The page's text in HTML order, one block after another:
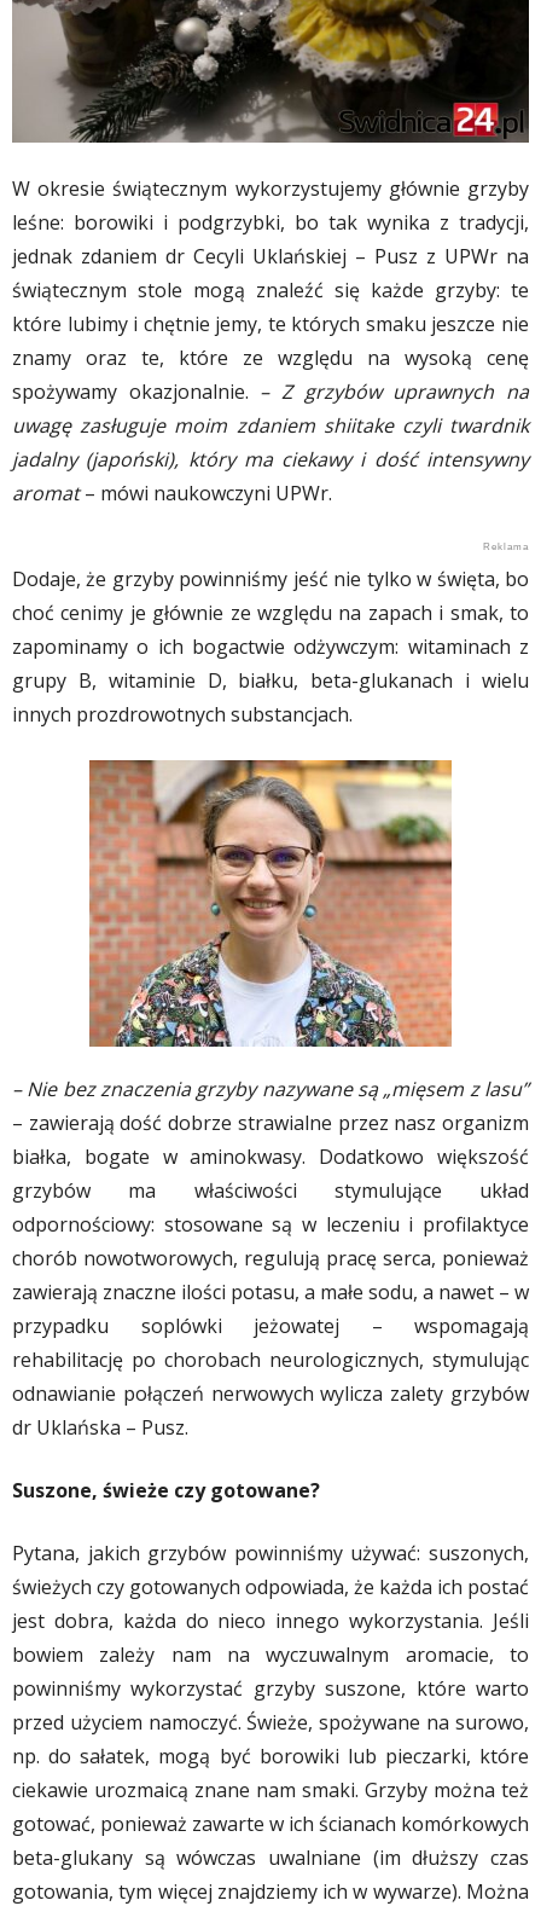
W okresie świątecznym wykorzystujemy głównie grzyby
leśne: borowiki i podgrzybki, bo tak wynika z tradycji,
jednak zdaniem dr Cecyli Uklańskiej – Pusz z UPWr na
świątecznym stole mogą znaleźć się każde grzyby: te
które lubimy i chętnie jemy, te których smaku jeszcze nie
znamy oraz te, które ze względu na wysoką cenę
spożywamy okazjonalnie. – Z grzybów uprawnych na
uwagę zasługuje moim zdaniem shiitake czyli twardnik
jadalny (japoński), który ma ciekawy i dość intensywny
aromat– mówi naukowczyni UPWr.
Dodaje, że grzyby powinniśmy jeść nie tylko w święta, bo
choć cenimy je głównie ze względu na zapach i smak, to
zapominamy o ich bogactwie odżywczym: witaminach z
grupy B, witaminie D, białku, beta-glukanach i wielu
innych prozdrowotnych substancjach.
– Nie bez znaczenia grzyby nazywane są „mięsem z lasu”
– zawierają dość dobrze strawialne przez nasz organizm
białka, bogate w aminokwasy. Dodatkowo większość
grzybów ma właściwości stymulujące układ
odpornościowy: stosowane są w leczeniu i profilaktyce
chorób nowotworowych, regulują pracę serca, ponieważ
zawierają znaczne ilości potasu, a małe sodu, a nawet – w
przypadku soplówki jeżowatej – wspomagają
rehabilitację po chorobach neurologicznych, stymulując
odnawianie połączeń nerwowych wylicza zalety grzybów
dr Uklańska – Pusz.
Suszone, świeże czy gotowane?
Pytana, jakich grzybów powinniśmy używać: suszonych,
świeżych czy gotowanych odpowiada, że każda ich postać
jest dobra, każda do nieco innego wykorzystania. Jeśli
bowiem zależy nam na wyczuwalnym aromacie, to
powinniśmy wykorzystać grzyby suszone, które warto
przed użyciem namoczyć. Świeże, spożywane na surowo,
np. do sałatek, mogą być borowiki lub pieczarki, które
ciekawie urozmaicą znane nam smaki. Grzyby można też
gotować, ponieważ zawarte w ich ścianach komórkowych
beta-glukany są wówczas uwalniane (im dłuższy czas
gotowania, tym więcej znajdziemy ich w wywarze). Można